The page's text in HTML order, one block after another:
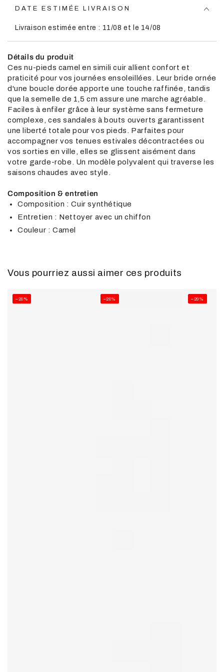
DATE ESTIMÉE LIVRAISON
Livraison estimée entre : 11/08 et le 14/08
Détails du produit
Ces nu-pieds camel en simili cuir allient confort et
praticité pour vos journées ensoleillées. Leur bride ornée
d'une boucle dorée apporte une touche raffinée, tandis
que la semelle de 1,5 cm assure une marche agréable.
Faciles à enfiler grâce à leur système sans fermeture
complexe, ces sandales à bouts ouverts garantissent
une liberté totale pour vos pieds. Parfaites pour
accompagner vos tenues estivales décontractées ou
vos sorties en ville, elles se glissent aisément dans
votre garde-robe. Un modèle polyvalent qui traverse les
saisons chaudes avec style.
Composition & entretien
Composition : Cuir synthétique
Entretien : Nettoyer avec un chiffon
Couleur : Camel
Vous pourriez aussi aimer ces produits
–20% –20% –20%